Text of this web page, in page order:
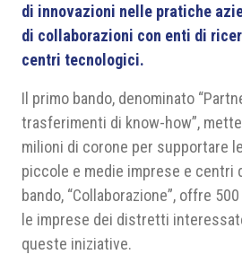
di innovazioni nelle pratiche
di collaborazioni con enti di
centri tecnologici.
Il primo bando, denominato
trasferimenti di know-how”,
milioni di corone per supportare
piccole e medie imprese e centri
bando, “Collaborazione”, offre
le imprese dei distretti
queste iniziative.